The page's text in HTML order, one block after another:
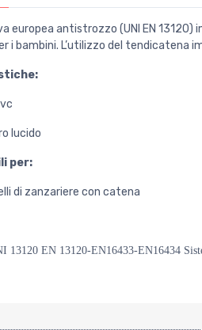
europea antistrozzo (UNI EN
i bambini. L’utilizzo del tendicatena
lucido
per:
di zanzariere con catena
13120 EN 13120-EN16433-EN16434